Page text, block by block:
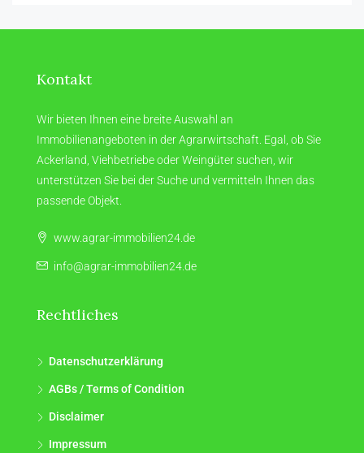
Kontakt
Wir bieten Ihnen eine breite Auswahl an
Immobilienangeboten in der Agrarwirtschaft. Egal, ob Sie
Ackerland, Viehbetriebe oder Weingüter suchen, wir
unterstützen Sie bei der Suche und vermitteln Ihnen das
passende Objekt.
www.agrar-immobilien24.de
info@agrar-immobilien24.de
Rechtliches
Datenschutzerklärung
AGBs / Terms of Condition
Disclaimer
Impressum